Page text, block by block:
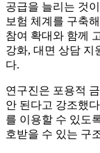
공급을 늘리는 것
보험 체계를 구축
참여 확대와 함께
강화, 대면 상담 지
다.
연구진은 포용적
안 된다고 강조했
를 이용할 수 있도
호받을 수 있는 구